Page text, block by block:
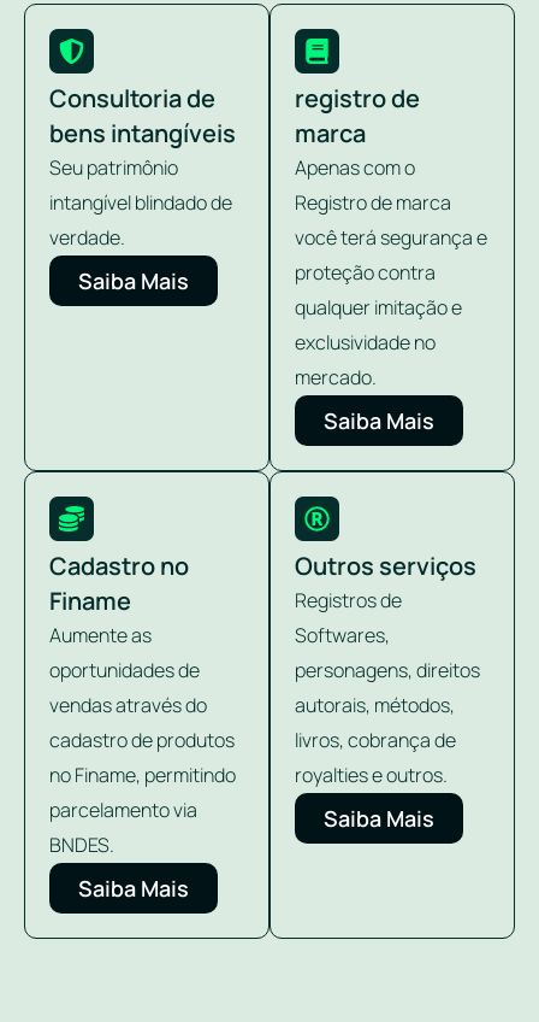
Consultoria de
bens intangíveis
Seu patrimônio
intangível blindado de
verdade.
Saiba Mais
registro de
marca
Apenas com o
Registro de marca
você terá segurança e
proteção contra
qualquer imitação e
exclusividade no
mercado.
Saiba Mais
Cadastro no
Finame
Aumente as
oportunidades de
vendas através do
cadastro de produtos
no Finame, permitindo
parcelamento via
BNDES.
Saiba Mais
Outros serviços
Registros de
Softwares,
personagens, direitos
autorais, métodos,
livros, cobrança de
royalties e outros.
Saiba Mais